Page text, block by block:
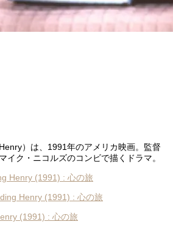
）は、1991年のアメリカ映画。監督
イク・ニコルズのコンビで描くドラマ。
Henry (1991) : 心の旅
Henry (1991) : 心の旅
(1991) : 心の旅